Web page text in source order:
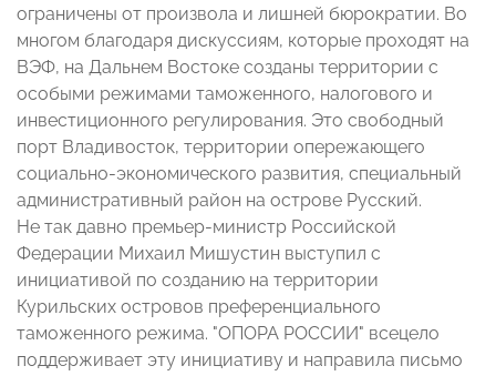
ограничены от произвола и лишней бюрократии. Во
многом благодаря дискуссиям, которые проходят на
ВЭФ, на Дальнем Востоке созданы территории с
особыми режимами таможенного, налогового и
инвестиционного регулирования. Это свободный
порт Владивосток, территории опережающего
социально-экономического развития, специальный
административный район на острове Русский.
Не так давно премьер-министр Российской
Федерации Михаил Мишустин выступил с
инициативой по созданию на территории
Курильских островов преференциального
таможенного режима. "ОПОРА РОССИИ" всецело
поддерживает эту инициативу и направила письмо